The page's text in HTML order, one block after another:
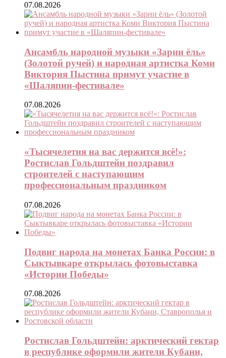
07.08.2026
Ансамбль народной музыки «Зарни ёль»
(Золотой ручей) и народная артистка Коми
Виктория Пыстина примут участие в
«Шаляпин-фестивале»
07.08.2026
«Тысячелетия на вас держится всё!»:
Ростислав Гольдштейн поздравил
строителей с наступающим
профессиональным праздником
07.08.2026
Подвиг народа на монетах Банка России: в
Сыктывкаре открылась фотовыставка
«Истории Победы»
07.08.2026
Ростислав Гольдштейн: арктический гектар
в республике оформили жители Кубани,